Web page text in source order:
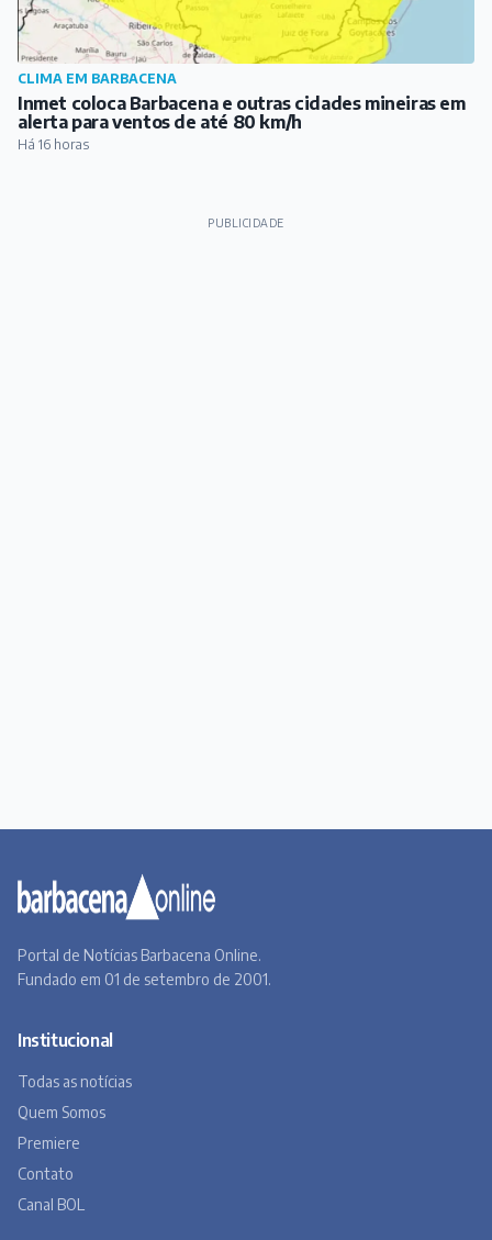
CLIMA EM BARBACENA
Inmet coloca Barbacena e outras cidades mineiras em
alerta para ventos de até 80 km/h
Há 16 horas
PUBLICIDADE
Portal de Notícias Barbacena Online.
Fundado em 01 de setembro de 2001.
Institucional
Todas as notícias
Quem Somos
Premiere
Contato
Canal BOL